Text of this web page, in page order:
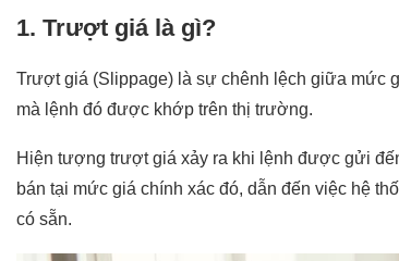
1. Trượt giá là gì?
Trượt giá (Slippage) là sự chênh lệch giữa mức
mà lệnh đó được khớp trên thị trường.
Hiện tượng trượt giá xảy ra khi lệnh được gửi
bán tại mức giá chính xác đó, dẫn đến việc hệ
có sẵn.